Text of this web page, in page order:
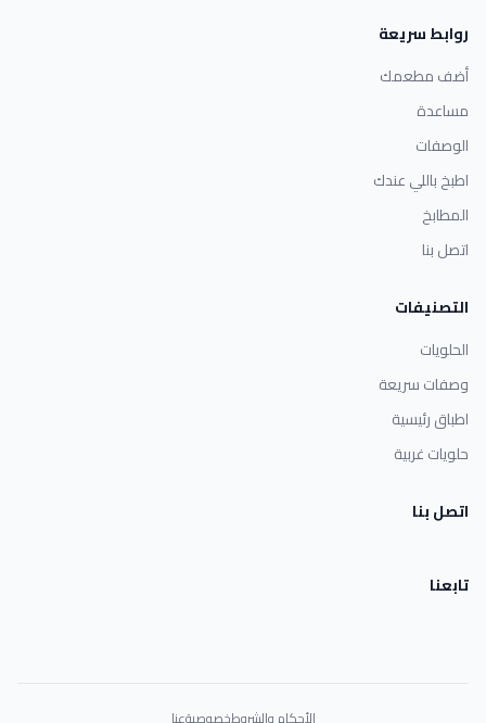
روابط سريعة
أضف مطعمك
مساعدة
الوصفات
اطبخ باللي عندك
المطابخ
اتصل بنا
التصنيفات
الحلويات
وصفات سريعة
اطباق رئيسية
حلويات غربية
اتصل بنا
تابعنا